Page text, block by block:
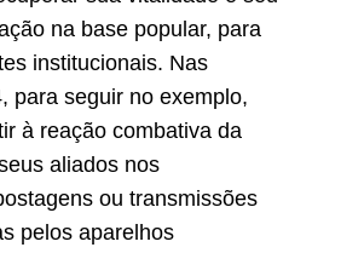
na base popular, para
institucionais. Nas
para seguir no exemplo,
à reação combativa da
aliados nos
ou transmissões
pelos aparelhos